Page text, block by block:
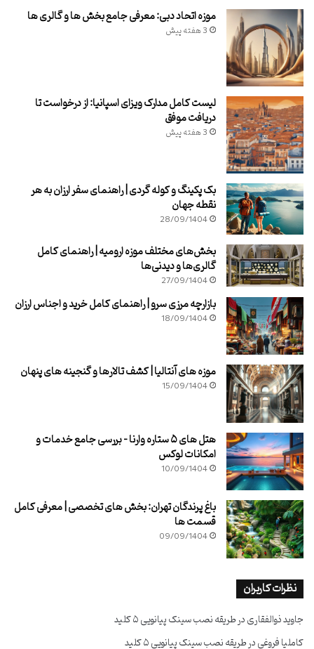
موزه اتحاد دبی: معرفی جامع بخش ها و گالری ها
3 هفته پیش
لیست کامل مدارک ویزای اسپانیا: از درخواست تا
دریافت موفق
3 هفته پیش
بک پکینگ و کوله گردی | راهنمای سفر ارزان به هر
نقطه جهان
28/09/1404
بخش‌های مختلف موزه ارومیه | راهنمای کامل
گالری‌ها و دیدنی‌ها
27/09/1404
بازارچه مرزی سرو | راهنمای کامل خرید و اجناس ارزان
18/09/1404
موزه های آنتالیا | کشف تالارها و گنجینه های پنهان
15/09/1404
هتل های ۵ ستاره وارنا – بررسی جامع خدمات و
امکانات لوکس
10/09/1404
باغ پرندگان تهران: بخش های تخصصی | معرفی کامل
قسمت ها
09/09/1404
نظرات کاربران
جاوید ذوالفقاریدرطریقه نصب سینک پیانویی ۵ کلید
کاملیا فروغیدرطریقه نصب سینک پیانویی ۵ کلید